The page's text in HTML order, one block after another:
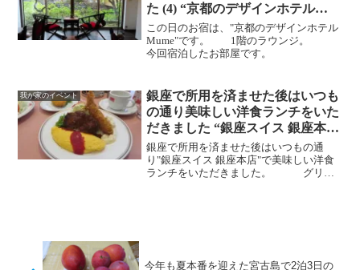
た (4) “京都のデザインホテル
Mume⁩⁩”
この日のお宿は、"京都のデザインホテル
Mume⁩⁩"です。 1階のラウンジ。
今回宿泊したお部屋です。
我が家のイベント
銀座で所用を済ませた後はいつも
の通り美味しい洋食ランチをいた
だきました “銀座スイス 銀座本
店”
銀座で所用を済ませた後はいつもの通
り"銀座スイス 銀座本店"で美味しい洋食
ランチをいただきました。 グリー
今年も夏本番を迎えた宮古島で2泊3日の